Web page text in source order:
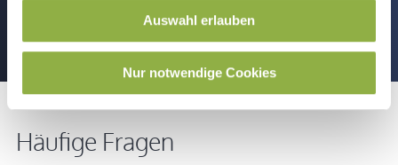
Auswahl erlauben
Nur notwendige Cookies
Angebot anfragen
Häufige Fragen